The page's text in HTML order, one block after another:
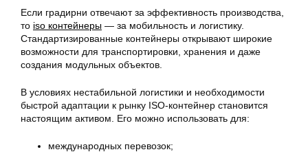
Если градирни отвечают за эффективность производства,
то iso контейнеры — за мобильность и логистику.
Стандартизированные контейнеры открывают широкие
возможности для транспортировки, хранения и даже
создания модульных объектов.
В условиях нестабильной логистики и необходимости
быстрой адаптации к рынку ISO-контейнер становится
настоящим активом. Его можно использовать для:
международных перевозок;